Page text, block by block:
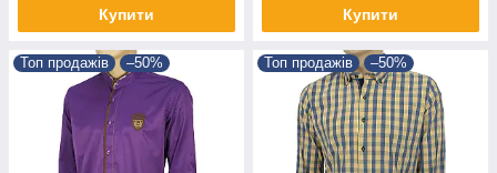
Купити Купити
Топ продажів –50% Топ продажів –50%